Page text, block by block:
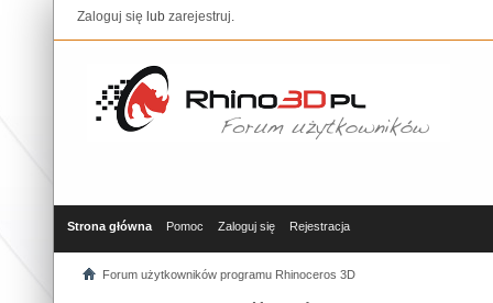
Zaloguj się lub zarejestruj.
Strona główna Pomoc Zaloguj się Rejestracja
Forum użytkowników programu Rhinoceros 3D